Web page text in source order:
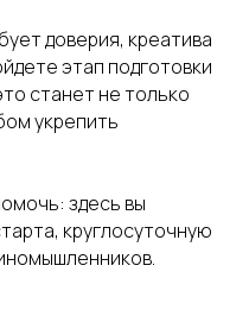
доверия, креатива
этап подготовки
станет не только
укрепить
здесь вы
круглосуточную